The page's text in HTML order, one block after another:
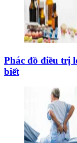
Phác đồ điều trị
biết